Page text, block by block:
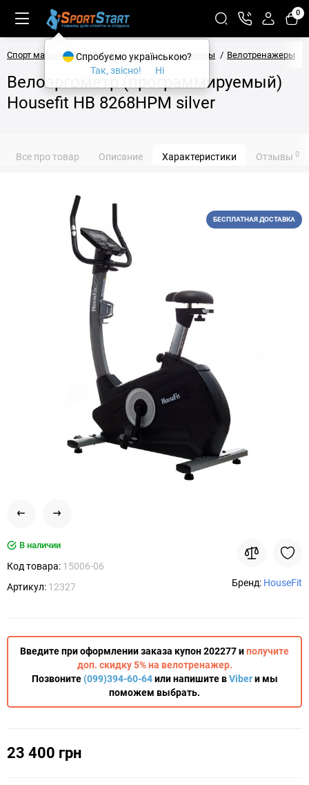
0
Спорт магазин SPORTSTART Кардиотренажеры Велотренажеры
Велоэргометр (программируемый)
Housefit HB 8268HPM silver
Все про товар Описание Характеристики Отзывы 0
БЕСПЛАТНАЯ ДОСТАВКА
В наличии
Код товара: 15006-06
Артикул: 12327 Бренд: HouseFit
Введите при оформлении заказа купон 202277 иполучите
доп. скидку 5% на велотренажер.
Позвоните(099)394-60-64или напишите вViberи мы
поможем выбрать.
23 400 грн
Спробуємо українською?
Так, звісно!
Ні